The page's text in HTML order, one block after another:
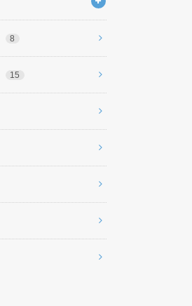
8
15